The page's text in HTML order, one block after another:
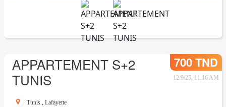
APPARTEMENT S+2
TUNIS
700 TND
12/9/25, 11:16 AM
Tunis , Lafayette